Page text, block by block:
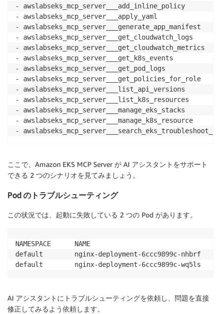
- awslabseks_mcp_server___add_inline_policy
- awslabseks_mcp_server___apply_yaml
-
- awslabseks_mcp_server___get_cloudwatch_logs
-
- awslabseks_mcp_server___get_k8s_events
- awslabseks_mcp_server___get_pod_logs
-
- awslabseks_mcp_server___list_api_versions
- awslabseks_mcp_server___list_k8s_resources
- awslabseks_mcp_server___manage_eks_stacks
-
-
ここで、Amazon EKS MCP Server が AI アシスタントをサポート
できる 2 つのシナリオを見てみましょう。
Pod のトラブルシューティング
この状況では、起動に失敗している 2 つの Pod があります。
NAMESPACE      NAME
default        nginx-deployment-6ccc9899c-nhbrf
default        nginx-deployment-6ccc9899c-wq5ls
AI アシスタントにトラブルシューティングを依頼し、問題を直接
修正してみるよう依頼します。